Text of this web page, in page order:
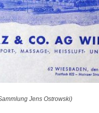
Jens Ostrowski)